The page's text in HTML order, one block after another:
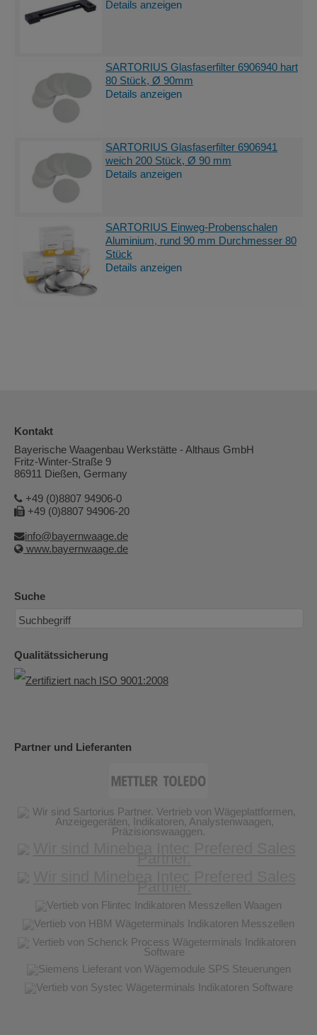
Details anzeigen
SARTORIUS Glasfaserfilter 6906940 hart
80 Stück, Ø 90mm
Details anzeigen
SARTORIUS Glasfaserfilter 6906941
weich 200 Stück, Ø 90 mm
Details anzeigen
SARTORIUS Einweg-Probenschalen
Aluminium, rund 90 mm Durchmesser 80
Stück
Details anzeigen
Kontakt
Bayerische Waagenbau Werkstätte - Althaus GmbH
Fritz-Winter-Straße 9
86911 Dießen, Germany
+49 (0)8807 94906-0
+49 (0)8807 94906-20
info@bayernwaage.de
www.bayernwaage.de
Suche
Qualitätssicherung
Partner und Lieferanten